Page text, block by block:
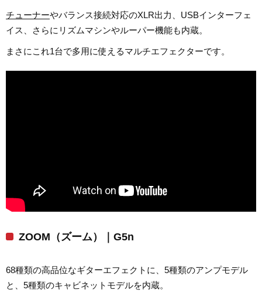
チューナーやバランス接続対応のXLR出力、USBインターフェ
イス、さらにリズムマシンやルーパー機能も内蔵。
まさにこれ1台で多用に使えるマルチエフェクターです。
ZOOM（ズーム）｜G5n
68種類の高品位なギターエフェクトに、5種類のアンプモデル
と、5種類のキャビネットモデルを内蔵。